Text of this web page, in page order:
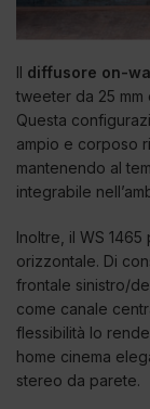
Il diffusore on-
tweeter da 25 mm
Questa
ampio e corposo
mantenendo al
integrabile
Inoltre, il WS
orizzontale. Di
frontale sinistro/
come canale
flessibilità lo
home cinema
stereo da parete.